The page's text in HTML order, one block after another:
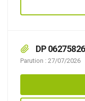
DP
Installation de
Parution : 27/07/2026